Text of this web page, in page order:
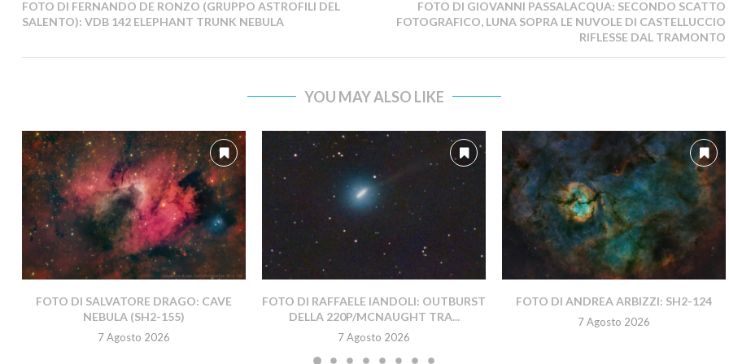
FOTO DI FERNANDO DE RONZO (GRUPPO ASTROFILI DEL
SALENTO): VDB 142 ELEPHANT TRUNK NEBULA
FOTO DI GIOVANNI PASSALACQUA: SECONDO SCATTO
FOTOGRAFICO, LUNA SOPRA LE NUVOLE DI CASTELLUCCIO
RIFLESSE DAL TRAMONTO
YOU MAY ALSO LIKE
FOTO DI SALVATORE DRAGO: CAVE
NEBULA (SH2-155)
7 Agosto 2026
FOTO DI RAFFAELE IANDOLI: OUTBURST
DELLA 220P/MCNAUGHT TRA...
7 Agosto 2026
FOTO DI ANDREA ARBIZZI: SH2-124
7 Agosto 2026